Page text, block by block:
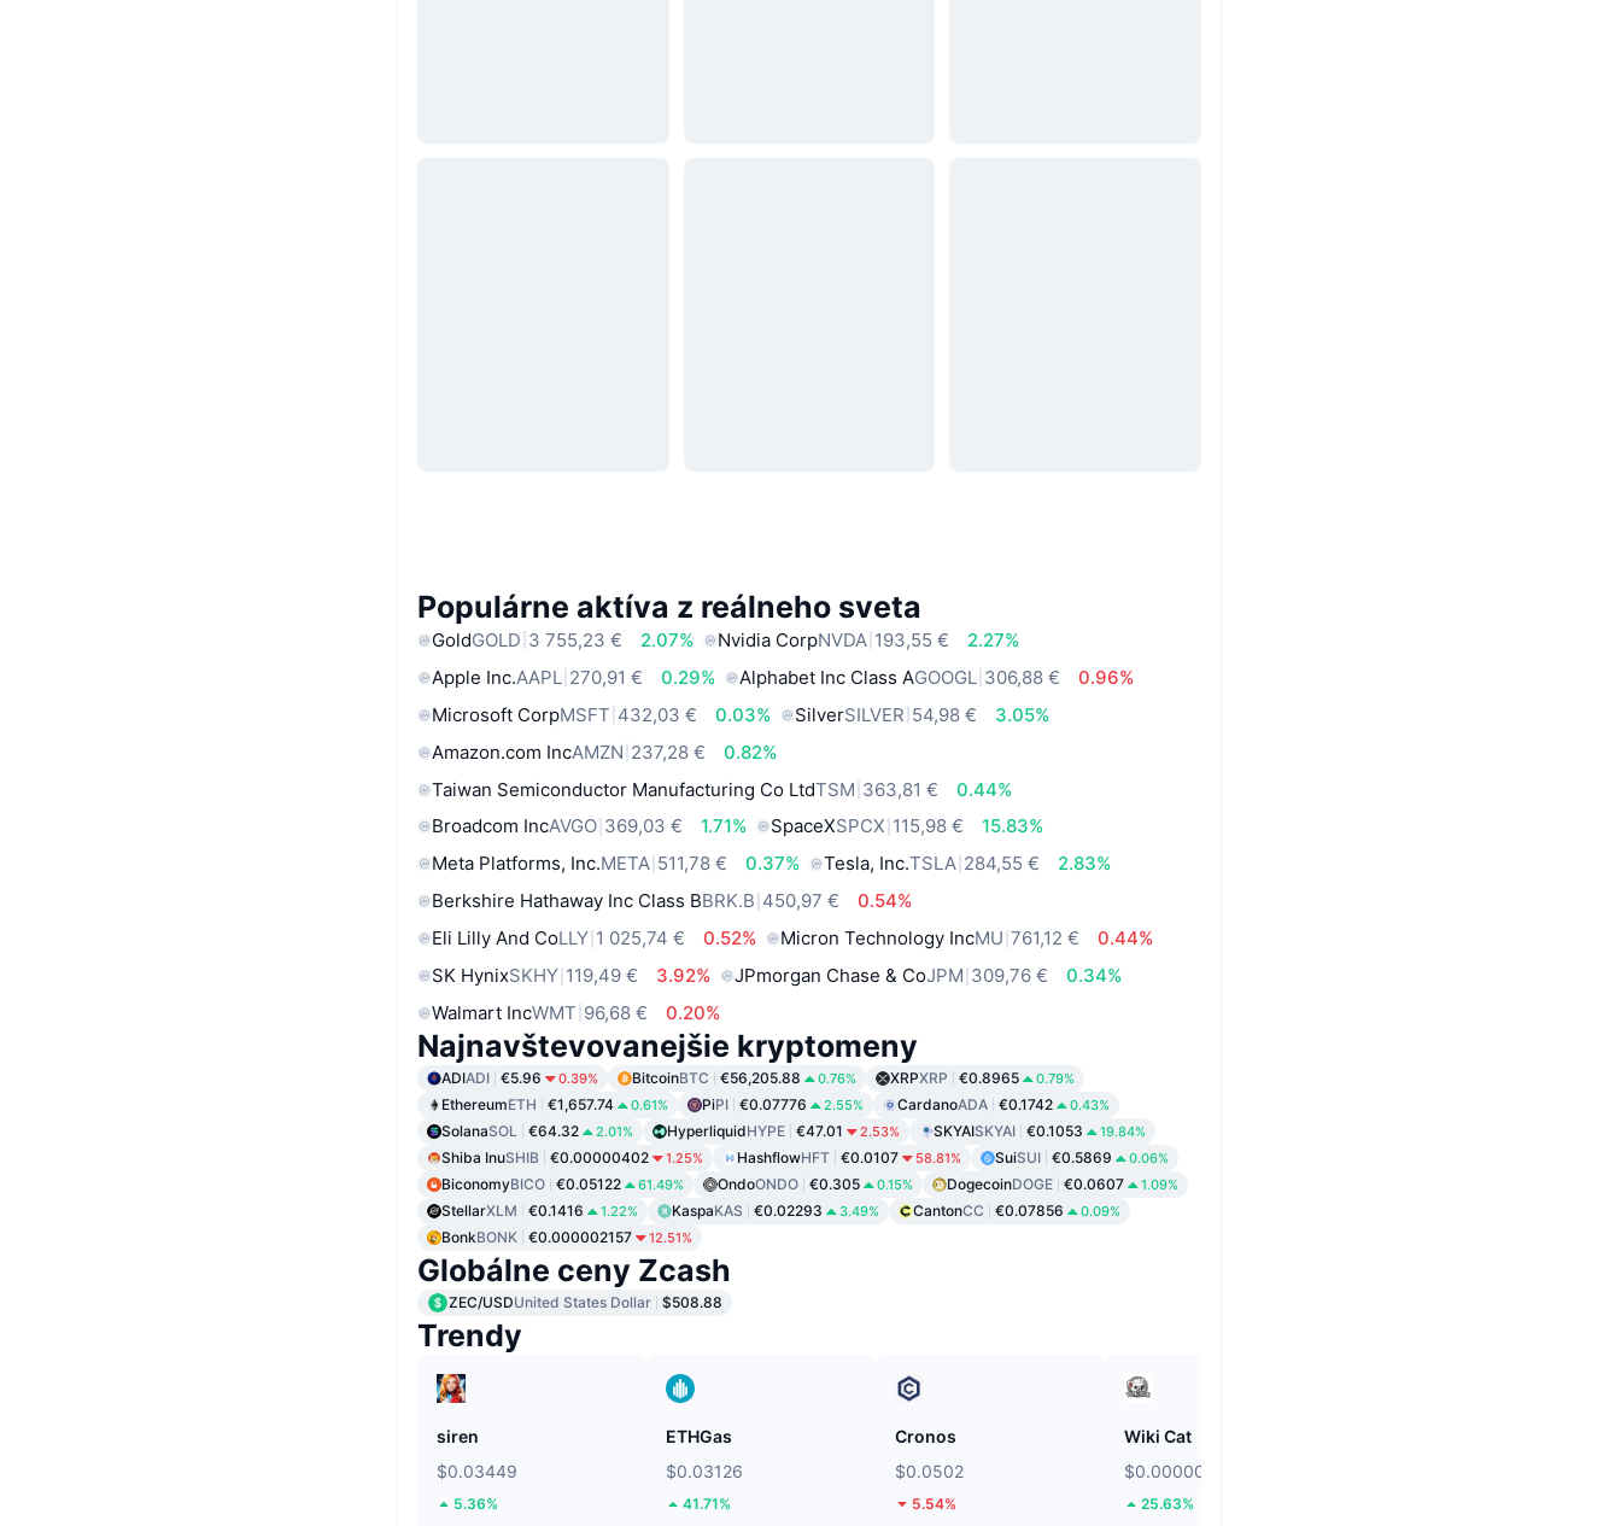
Populárne aktíva z reálneho sveta
GoldGOLD 3 755,23 € 2.07% Nvidia CorpNVDA 193,55 €
2.27%
Apple Inc.AAPL 270,91 € 0.29% Alphabet Inc Class AGOOGL 306,88 €
0.96%
Microsoft CorpMSFT 432,03 € 0.03% SilverSILVER 54,98 €
3.05%
Amazon.com IncAMZN 237,28 €
0.82%
Taiwan Semiconductor Manufacturing Co LtdTSM 363,81 €
0.44%
Broadcom IncAVGO 369,03 € 1.71% SpaceXSPCX 115,98 €
15.83%
Meta Platforms, Inc.META 511,78 € 0.37% Tesla, Inc.TSLA 284,55 €
2.83%
Berkshire Hathaway Inc Class BBRK.B 450,97 €
0.54%
Eli Lilly And CoLLY 1 025,74 € 0.52% Micron Technology IncMU 761,12 €
0.44%
SK HynixSKHY 119,49 € 3.92% JPmorgan Chase & CoJPM 309,76 €
0.34%
Walmart IncWMT 96,68 € 0.20%
Najnavštevovanejšie kryptomeny
ADIADI €5.96 0.39% BitcoinBTC €56,205.88 0.76% XRPXRP €0.8965 0.79%
EthereumETH €1,657.74 0.61% PiPI €0.07776 2.55% CardanoADA €0.1742 0.43%
SolanaSOL €64.32 2.01% HyperliquidHYPE €47.01 2.53% SKYAISKYAI €0.1053 19.84%
Shiba InuSHIB €0.00000402 1.25% HashflowHFT €0.0107 58.81% SuiSUI €0.5869 0.06%
BiconomyBICO €0.05122 61.49% OndoONDO €0.305 0.15% DogecoinDOGE €0.0607 1.09%
StellarXLM €0.1416 1.22% KaspaKAS €0.02293 3.49% CantonCC €0.07856 0.09%
BonkBONK €0.000002157 12.51%
Globálne ceny Zcash
ZEC/USDUnited States Dollar $508.88
Trendy
siren
$0.03449
5.36%
ETHGas
$0.03126
41.71%
Cronos
$0.0502
5.54%
Wiki Cat
$0.00000008612
25.63%